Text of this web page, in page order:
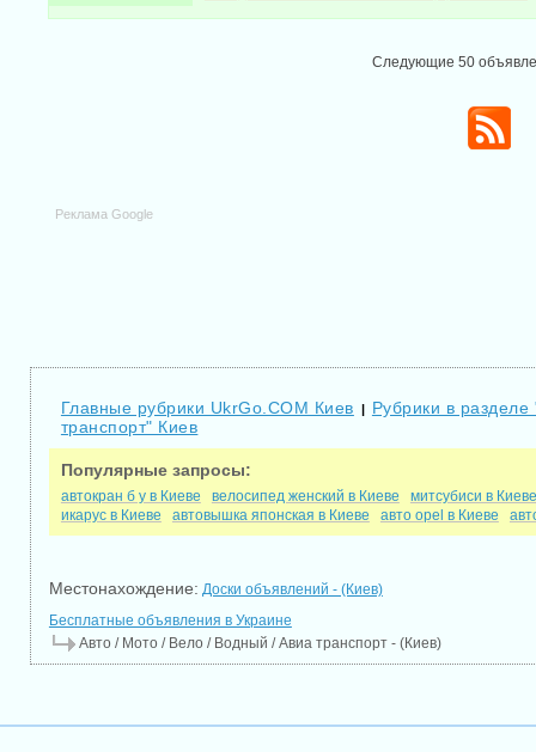
Следующие 50
Реклама Google
Главные рубрики UkrGo.COM Киев | Рубрики в
транспорт" Киев
Популярные запросы:
автокран б у в Киеве велосипед женский в Киеве
митсубиси в Киеве
икарус в Киеве
автовышка японская в Киеве авто opel в Киеве
Местонахождение: Доски объявлений - (Киев)
Бесплатные объявления в Украине
Авто / Мото / Вело / Водный / Авиа транспорт - (Киев)